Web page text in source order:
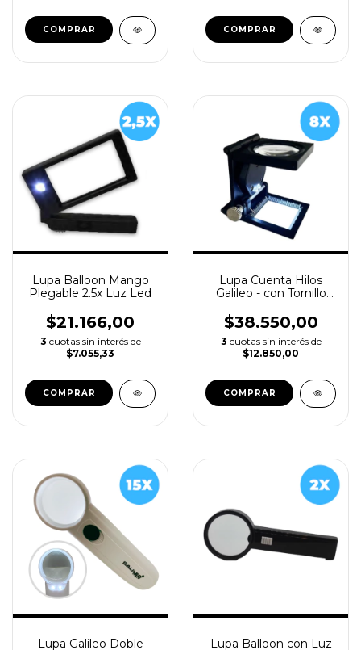
Lupa Balloon Mango
Plegable 2.5x Luz Led
$21.166,00
3 cuotas sin interés de
$7.055,33
Lupa Cuenta Hilos
Galileo - con Tornillo
Led - 8x
$38.550,00
3 cuotas sin interés de
$12.850,00
Lupa Galileo Doble
Lupa Balloon con Luz